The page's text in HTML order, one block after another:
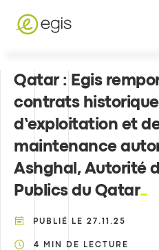
Qatar : Egis
contrats
d’exploitation et
maintenance
Ashghal, Autorité
Publics du Qatar
PUBLIÉ LE 27.11.25
4 MIN DE LECTURE